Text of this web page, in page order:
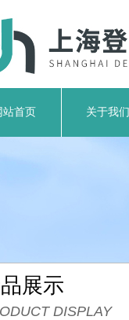
站首页 关于我们
展示
DISPLAY